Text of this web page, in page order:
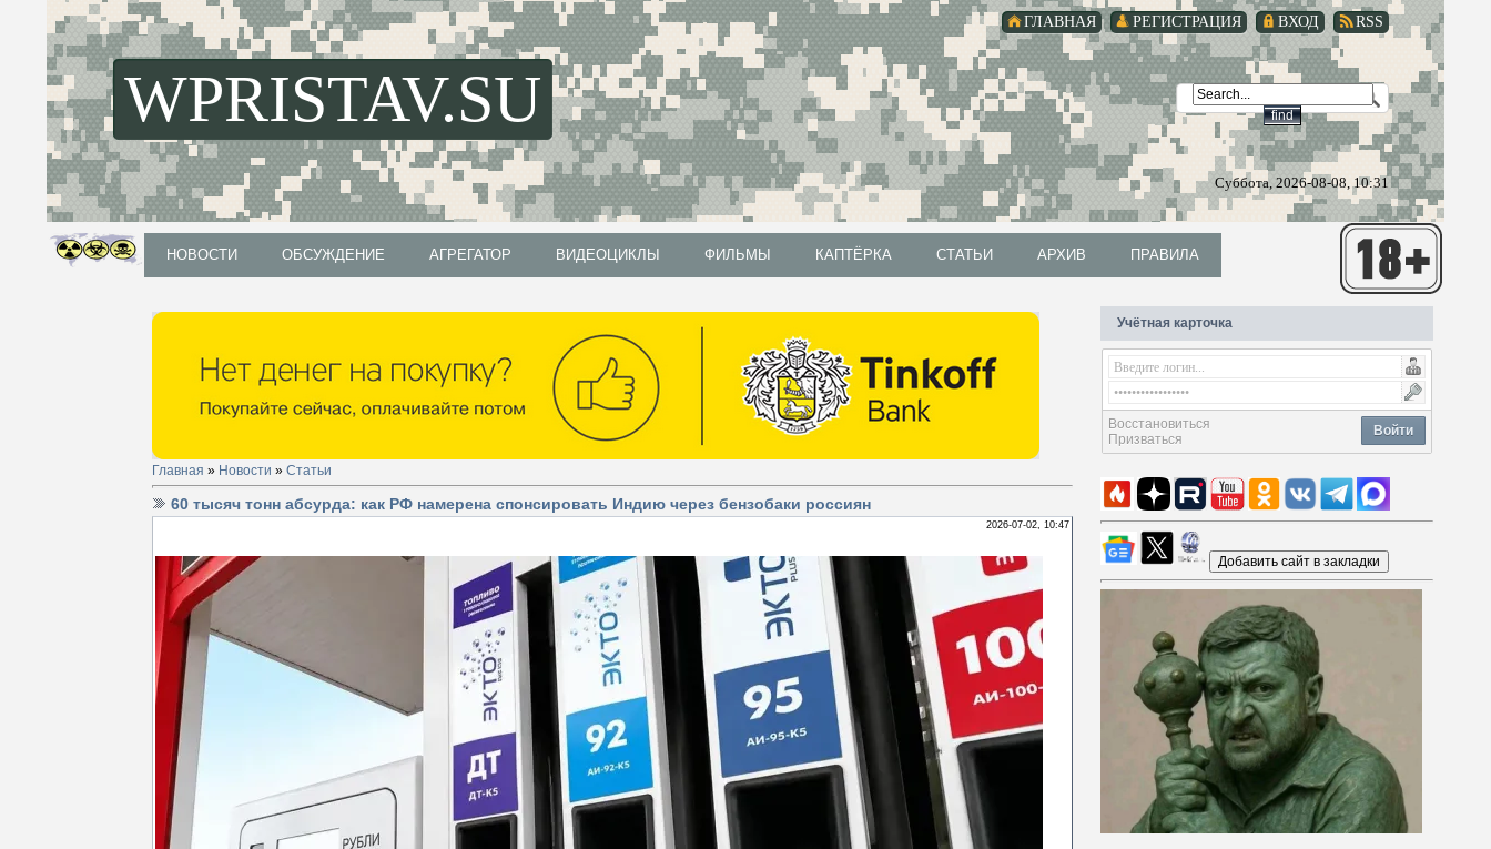
RSS
ВХОД
РЕГИСТРАЦИЯ
ГЛАВНАЯ
WPRISTAV.SU
Суббота, 2026-08-08, 10:31
НОВОСТИ ОБСУЖДЕНИЕ АГРЕГАТОР ВИДЕОЦИКЛЫ ФИЛЬМЫ КАПТЁРКА СТАТЬИ АРХИВ ПРАВИЛА
Главная » Новости » Статьи
60 тысяч тонн абсурда: как РФ намерена спонсировать Индию через бензобаки россиян
2026-07-02, 10:47
Учётная карточка
Войти
Восстановиться
Призваться